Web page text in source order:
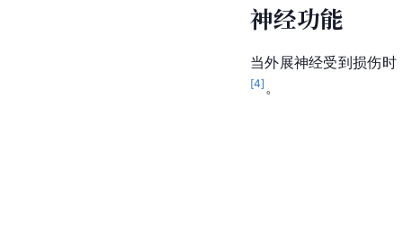
神经功能
当外展神经受到损伤
[4] 。